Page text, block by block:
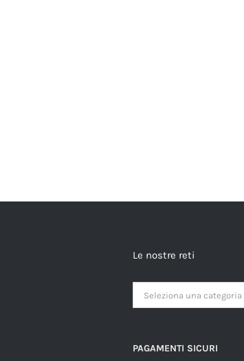
Le nostre reti
Seleziona una categoria
PAGAMENTI SICURI